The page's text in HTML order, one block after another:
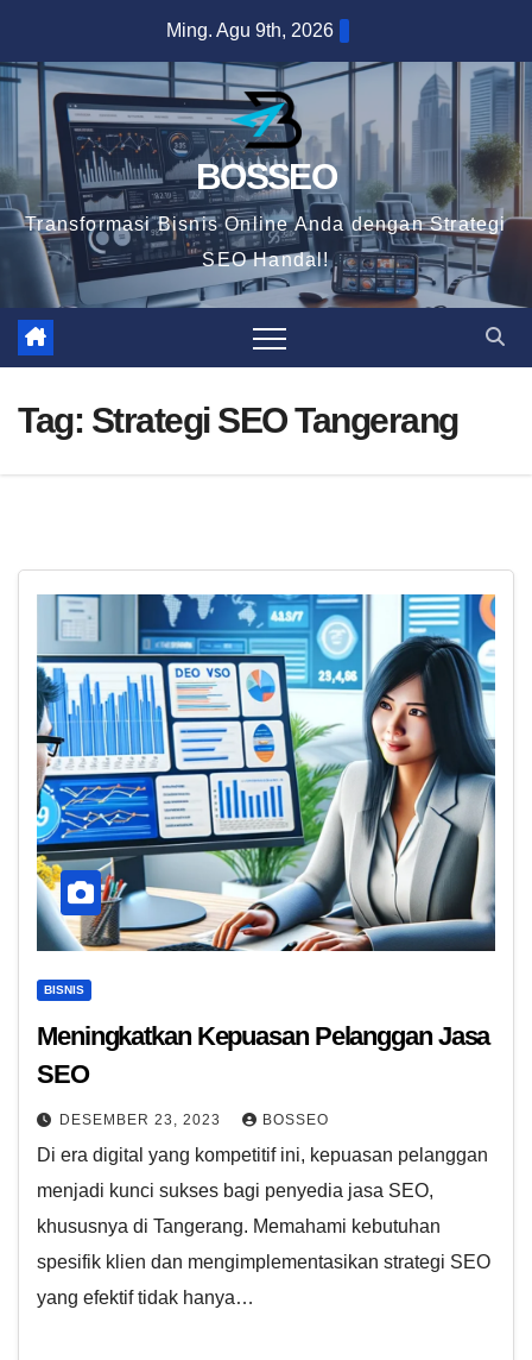
content
Ming. Agu 9th, 2026
BOSSEO
Transformasi Bisnis Online Anda dengan Strategi
SEO Handal!
Tag: Strategi SEO Tangerang
BISNIS
Meningkatkan Kepuasan Pelanggan Jasa
SEO
DESEMBER 23, 2023 BOSSEO
Di era digital yang kompetitif ini, kepuasan pelanggan
menjadi kunci sukses bagi penyedia jasa SEO,
khususnya di Tangerang. Memahami kebutuhan
spesifik klien dan mengimplementasikan strategi SEO
yang efektif tidak hanya…